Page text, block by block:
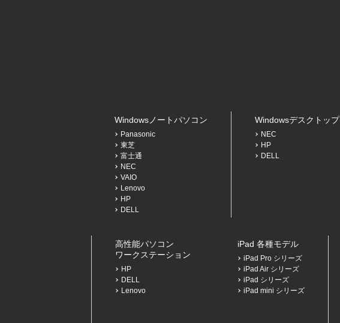
Windowsノートパソコン
Panasonic
東芝
富士通
NEC
VAIO
Lenovo
HP
DELL
Windowsデスクトップ
NEC
HP
DELL
高性能パソコン
ワークステーション
HP
DELL
Lenovo
iPad 各種モデル
iPad Pro シリーズ
iPad Air シリーズ
iPad シリーズ
iPad mini シリーズ